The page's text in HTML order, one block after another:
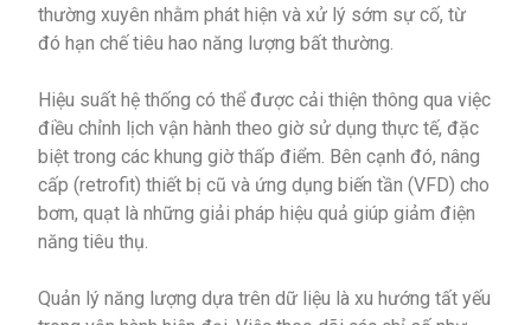
thường xuyên nhằm phát hiện và xử lý sớm sự cố, từ
đó hạn chế tiêu hao năng lượng bất thường.
Hiệu suất hệ thống có thể được cải thiện thông qua việc
điều chỉnh lịch vận hành theo giờ sử dụng thực tế, đặc
biệt trong các khung giờ thấp điểm. Bên cạnh đó, nâng
cấp (retrofit) thiết bị cũ và ứng dụng biến tần (VFD) cho
bơm, quạt là những giải pháp hiệu quả giúp giảm điện
năng tiêu thụ.
Quản lý năng lượng dựa trên dữ liệu là xu hướng tất yếu